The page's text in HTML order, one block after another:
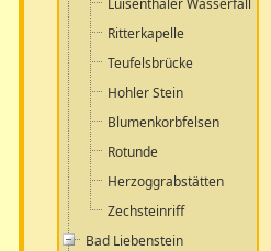
Luisenthaler Wasserfall
Ritterkapelle
Teufelsbrücke
Hohler Stein
Blumenkorbfelsen
Rotunde
Herzoggrabstätten
Zechsteinriff
Bad Liebenstein